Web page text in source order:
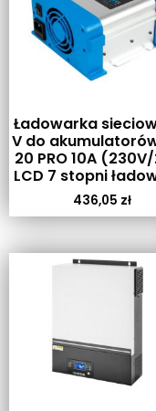
Ładowarka
V do
20 PRO 10A
LCD 7 stopni
436,05 zł